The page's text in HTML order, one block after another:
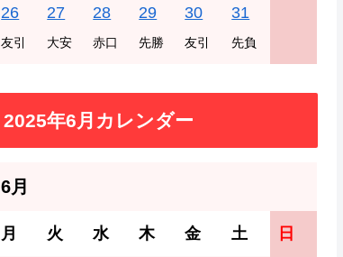
26
友引
27
大安
28
赤口
29
先勝
30
友引
31
先負
2025年6月カレンダー
6月
月 火 水 木 金 土 日